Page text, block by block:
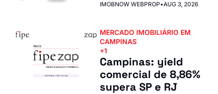
IMOBNOW WEBPROP•AUG 3, 2026
MERCADO IMOBILIÁRIO EM
CAMPINAS
+1
Campinas: yield
comercial de 8,86%
supera SP e RJ